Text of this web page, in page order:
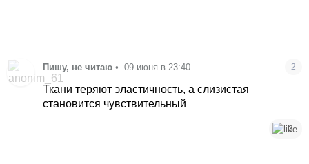
Пишу, не читаю • 09 июня в 23:40 2
Ткани теряют эластичность, а слизистая
становится чувствительный
3